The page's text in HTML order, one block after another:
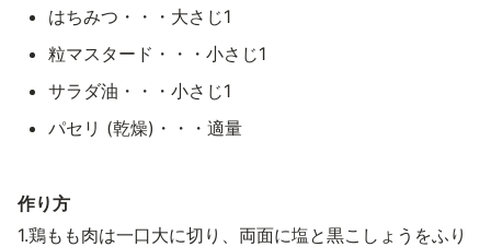
はちみつ・・・大さじ1
粒マスタード・・・小さじ1
サラダ油・・・小さじ1
パセリ (乾燥)・・・適量
作り方
1.鶏もも肉は一口大に切り、両面に塩と黒こしょうをふり